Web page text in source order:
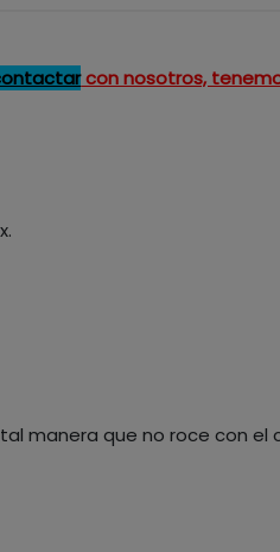
con nosotros,
manera que no roce con el